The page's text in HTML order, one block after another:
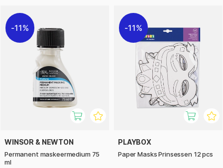
11%
WINSOR & NEWTON
Permanent maskeer­medium 75
ml
11%
PLAYBOX
Paper Masks Prinsessen 12 pcs